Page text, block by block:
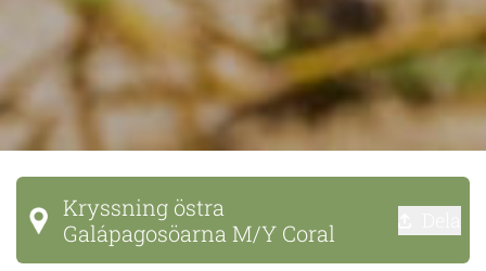
Kryssning östra
Galápagosöarna M/Y Coral